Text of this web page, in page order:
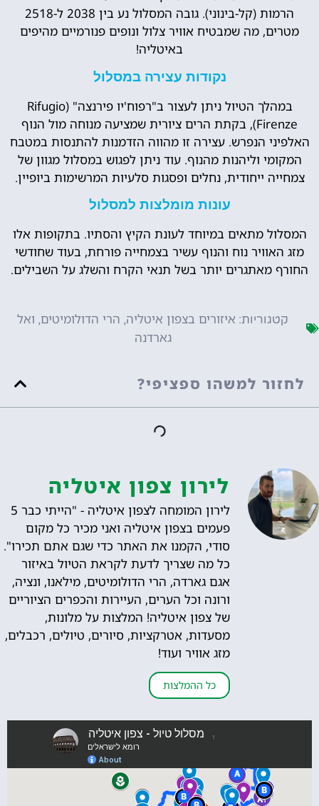
הרמות (קל-בינוני). גובה המסלול נע בין 2038 ל-2518
מטרים, מה שמבטיח אוויר צלול ונופים פנורמיים מהיפים
באיטליה!
נקודות עצירה במסלול
במהלך הטיול ניתן לעצור ב"רפוח'יו פירנצה" (Rifugio
Firenze), בקתת הרים ציורית שמציעה מנוחה מול הנוף
האלפיני הנפרש. עצירה זו מהווה הזדמנות להתנסות במטבח
המקומי וליהנות מהנוף. עוד ניתן לפגוש במסלול מגוון של
צמחייה ייחודית, נחלים ופסגות סלעיות המרשימות ביופיין.
עונות מומלצות למסלול
המסלול מתאים במיוחד לעונת הקיץ והסתיו. בתקופות אלו
מזג האוויר נוח והנוף עשיר בצמחייה פורחת, בעוד שחודשי
החורף מאתגרים יותר בשל תנאי הקרח והשלג על השבילים.
קטגוריות: איזורים בצפון איטליה, הרי הדולומיטים, ואל
גארדנה
לחזור למשהו ספציפי?
לירון צפון איטליה
לירון המומחה לצפון איטליה - "הייתי כבר 5
פעמים בצפון איטליה ואני מכיר כל מקום
סודי, הקמנו את האתר כדי שגם אתם תכירו".
כל מה שצריך לדעת לקראת הטיול באיזור
אגם גארדה, הרי הדולומיטים, מילאנו, ונציה,
ורונה וכל הערים, העיירות והכפרים הציוריים
של צפון איטליה! המלצות על מלונות,
מסעדות, אטרקציות, סיורים, טיולים, רכבלים,
מזג אוויר ועוד!
כל ההמלצות